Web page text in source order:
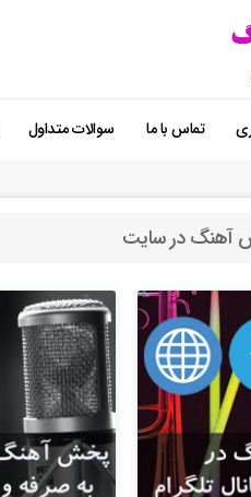
تماس با ما سوالات متداول
در سایت